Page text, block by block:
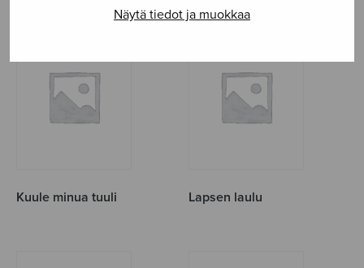
Näytä tiedot ja muokkaa
Kuule minua tuuli Lapsen laulu